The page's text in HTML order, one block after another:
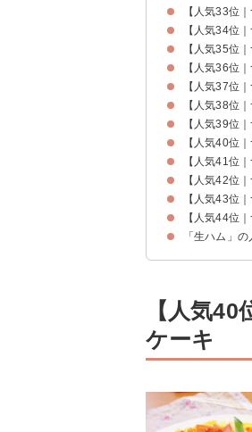
【人気33位
【人気34位
【人気35位
【人気36位
【人気37位
【人気38位
【人気39位
【人気40位
【人気41位
【人気42位
【人気43位
【人気44位
「生ハム」
【人気
ケーキ